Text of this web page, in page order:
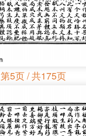
第5页 / 共175页